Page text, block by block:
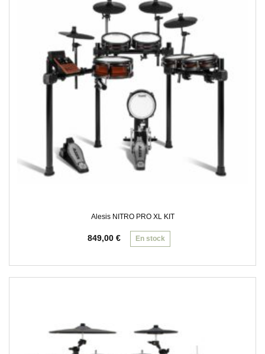
Alesis NITRO PRO XL KIT
849,00 € En stock